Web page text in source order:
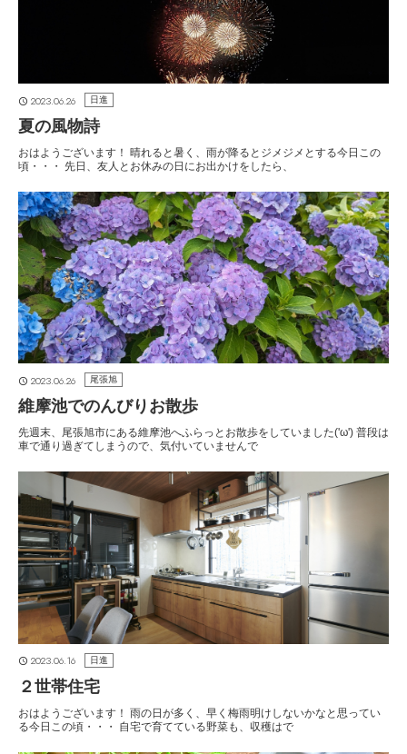
2023.06.26 日進
夏の風物詩
おはようございます！ 晴れると暑く、雨が降るとジメジメとする今日この
頃・・・ 先日、友人とお休みの日にお出かけをしたら、
2023.06.26 尾張旭
維摩池でのんびりお散歩
先週末、尾張旭市にある維摩池へふらっとお散歩をしていました('ω') 普段は
車で通り過ぎてしまうので、気付いていませんで
2023.06.16 日進
２世帯住宅
おはようございます！ 雨の日が多く、早く梅雨明けしないかなと思ってい
る今日この頃・・・ 自宅で育てている野菜も、収穫はで